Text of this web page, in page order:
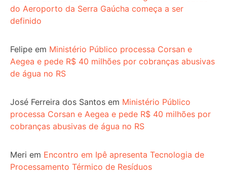
do Aeroporto da Serra Gaúcha começa a ser
definido
Felipe em Ministério Público processa Corsan e
Aegea e pede R$ 40 milhões por cobranças abusivas
de água no RS
José Ferreira dos Santos em Ministério Público
processa Corsan e Aegea e pede R$ 40 milhões por
cobranças abusivas de água no RS
Meri em Encontro em Ipê apresenta Tecnologia de
Processamento Térmico de Resíduos